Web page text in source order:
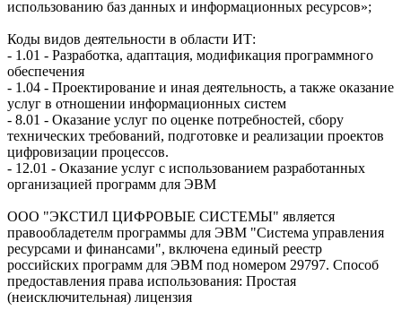
использованию баз данных и информационных ресурсов»;
Коды видов деятельности в области ИТ:
- 1.01 - Разработка, адаптация, модификация программного
обеспечения
- 1.04 - Проектирование и иная деятельность, а также оказание
услуг в отношении информационных систем
- 8.01 - Оказание услуг по оценке потребностей, сбору
технических требований, подготовке и реализации проектов
цифровизации процессов.
- 12.01 - Оказание услуг с использованием разработанных
организацией программ для ЭВМ
ООО "ЭКСТИЛ ЦИФРОВЫЕ СИСТЕМЫ" является
правообладетелм программы для ЭВМ "Система управления
ресурсами и финансами", включена единый реестр
российских программ для ЭВМ под номером 29797. Cпособ
предоставления права использования: Простая
(неисключительная) лицензия